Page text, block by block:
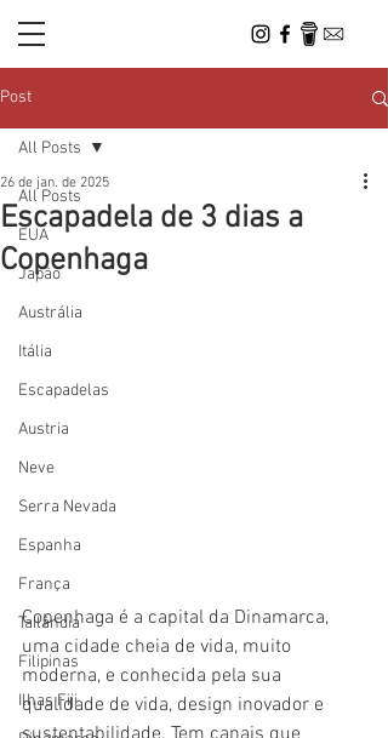
Post
All Posts
EUA
Japão
Austrália
Itália
Escapadelas
Austria
Neve
Serra Nevada
Espanha
França
Tailândia
Filipinas
Ilhas Fiji
All Posts
Escapadela de 3 dias a
Copenhaga
26 de jan. de 2025
Copenhaga é a capital da Dinamarca,
uma cidade cheia de vida, muito
moderna, e conhecida pela sua
qualidade de vida, design inovador e